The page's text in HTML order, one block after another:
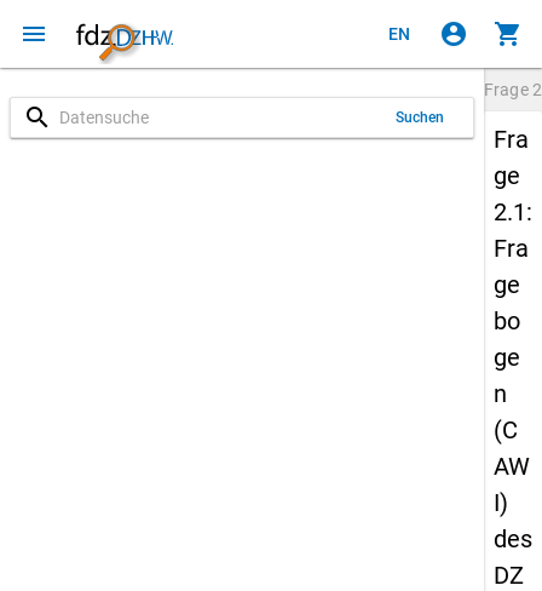
menu EN account_circle shopping_cart
search Suchen
Frage
Fra
ge
2.1:
Fra
ge
bo
ge
n
(C
AW
I)
des
DZ